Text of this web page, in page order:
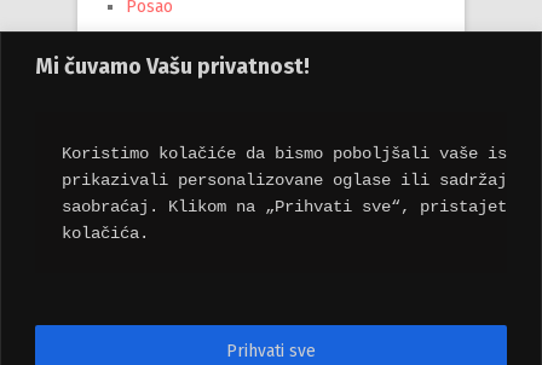
Mi čuvamo Vašu privatnost!
Koristimo kolačiće da bismo poboljšali vaše
prikazivali personalizovane oglase ili sadržaj
saobraćaj. Klikom na „Prihvati sve“, pristajete
kolačića.
Prihvati sve
Posao
Turizam
Vesti
Мета
Довод уноса